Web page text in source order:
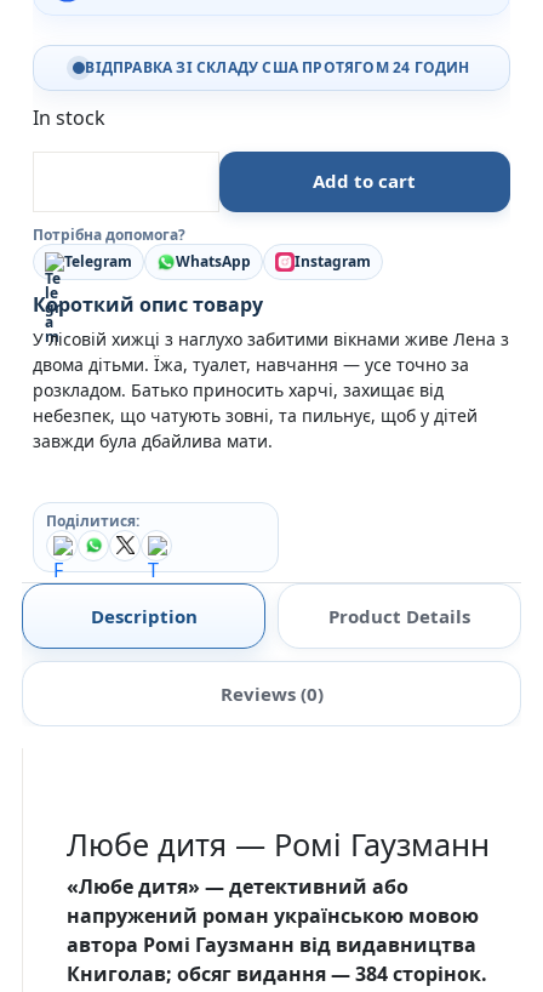
ВІДПРАВКА ЗІ СКЛАДУ США ПРОТЯГОМ 24 ГОДИН
In stock
Любе дитя - Ромі Гаузманн - Книголав quantity
Add to cart
Потрібна допомога?
Telegram
WhatsApp Instagram
Короткий опис товару
У лісовій хижці з наглухо забитими вікнами живе Лена з
двома дітьми. Їжа, туалет, навчання — усе точно за
розкладом. Батько приносить харчі, захищає від
небезпек, що чатують зовні, та пильнує, щоб у дітей
завжди була дбайлива мати.
Поділитися:
Description Product Details
Reviews (0)
Любе дитя — Ромі Гаузманн
«Любе дитя» — детективний або
напружений роман українською мовою
автора Ромі Гаузманн від видавництва
Книголав; обсяг видання — 384 сторінок.